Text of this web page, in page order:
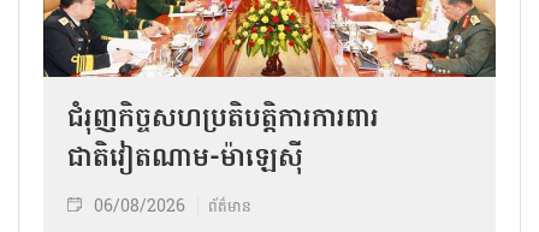
ជំរុញកិច្ចសហប្រតិបត្តិការការពារ
ជាតិវៀតណាម-ម៉ាឡេស៊ី
06/08/2026 ព័ត៌មាន